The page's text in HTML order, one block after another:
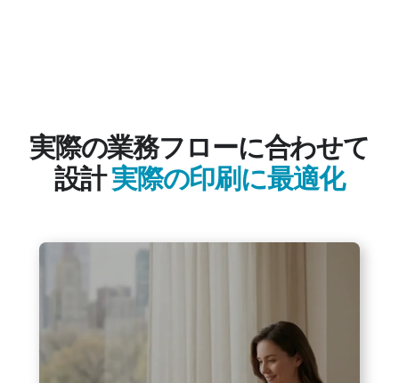
実際の業務フローに合わせて
設計実際の印刷に最適化